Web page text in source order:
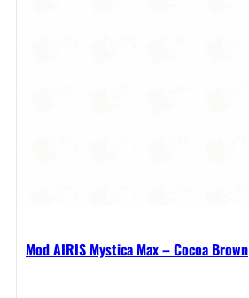
Mod AIRIS Mystica Max – Cocoa Brown